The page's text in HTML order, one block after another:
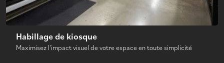
Habillage de kiosque
Maximisez l'impact visuel de votre espace en toute simplicité